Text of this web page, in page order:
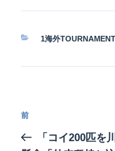
カ
1海外
投
ナ
前
の
前
「コイ200匹